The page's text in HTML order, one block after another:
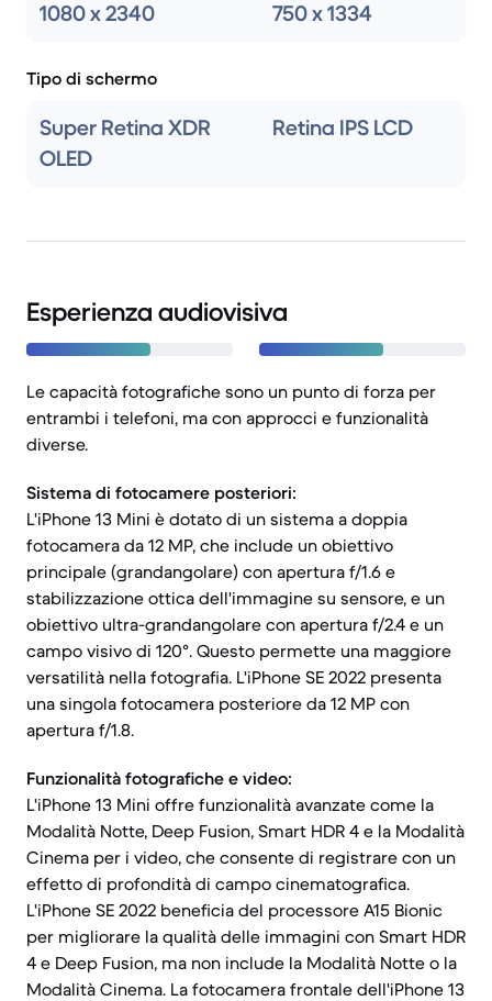
1080 x 2340 750 x 1334
Tipo di schermo
Super Retina XDR
OLED
Retina IPS LCD
Esperienza audiovisiva
Le capacità fotografiche sono un punto di forza per
entrambi i telefoni, ma con approcci e funzionalità
diverse.
Sistema di fotocamere posteriori:
L'iPhone 13 Mini è dotato di un sistema a doppia
fotocamera da 12 MP, che include un obiettivo
principale (grandangolare) con apertura f/1.6 e
stabilizzazione ottica dell'immagine su sensore, e un
obiettivo ultra-grandangolare con apertura f/2.4 e un
campo visivo di 120°. Questo permette una maggiore
versatilità nella fotografia. L'iPhone SE 2022 presenta
una singola fotocamera posteriore da 12 MP con
apertura f/1.8.
Funzionalità fotografiche e video:
L'iPhone 13 Mini offre funzionalità avanzate come la
Modalità Notte, Deep Fusion, Smart HDR 4 e la Modalità
Cinema per i video, che consente di registrare con un
effetto di profondità di campo cinematografica.
L'iPhone SE 2022 beneficia del processore A15 Bionic
per migliorare la qualità delle immagini con Smart HDR
4 e Deep Fusion, ma non include la Modalità Notte o la
Modalità Cinema. La fotocamera frontale dell'iPhone 13